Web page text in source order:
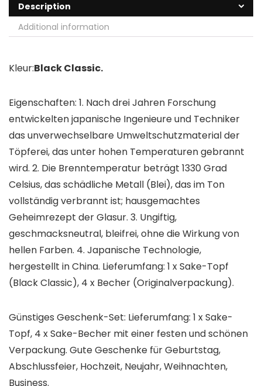
Description
Additional information
Kleur:Black Classic.
Eigenschaften: 1. Nach drei Jahren Forschung
entwickelten japanische Ingenieure und Techniker
das unverwechselbare Umweltschutzmaterial der
Töpferei, das unter hohen Temperaturen gebrannt
wird. 2. Die Brenntemperatur beträgt 1330 Grad
Celsius, das schädliche Metall (Blei), das im Ton
vollständig verbrannt ist; hausgemachtes
Geheimrezept der Glasur. 3. Ungiftig,
geschmacksneutral, bleifrei, ohne die Wirkung von
hellen Farben. 4. Japanische Technologie,
hergestellt in China. Lieferumfang: 1 x Sake-Topf
(Black Classic), 4 x Becher (Originalverpackung).
Günstiges Geschenk-Set: Lieferumfang: 1 x Sake-
Topf, 4 x Sake-Becher mit einer festen und schönen
Verpackung. Gute Geschenke für Geburtstag,
Abschlussfeier, Hochzeit, Neujahr, Weihnachten,
Business.